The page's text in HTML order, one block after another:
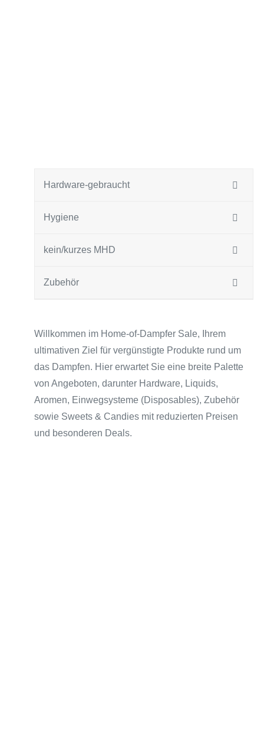
Hardware-gebraucht
Hygiene
kein/kurzes MHD
Zubehör
Willkommen im Home-of-Dampfer Sale, Ihrem
ultimativen Ziel für vergünstigte Produkte rund um
das Dampfen. Hier erwartet Sie eine breite Palette
von Angeboten, darunter Hardware, Liquids,
Aromen, Einwegsysteme (Disposables), Zubehör
sowie Sweets & Candies mit reduzierten Preisen
und besonderen Deals.